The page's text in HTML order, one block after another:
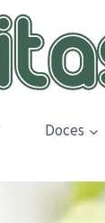
Doces